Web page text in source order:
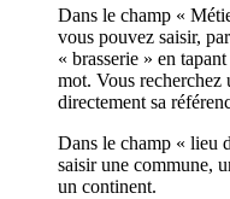
Dans le champ «
vous pouvez saisir,
« brasserie » en
mot. Vous recherchez
directement sa
Dans le champ « lieu
saisir une commune,
un continent.